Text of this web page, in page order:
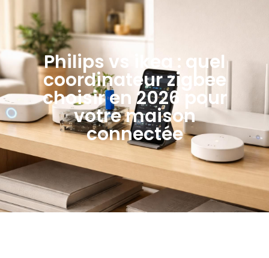
Philips vs ikea : quel
coordinateur zigbee
choisir en 2026 pour
votre maison
connectée